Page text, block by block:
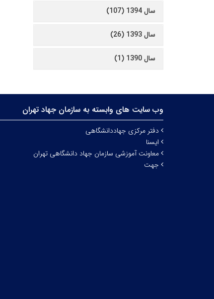
سال 1394 (107)
سال 1393 (26)
سال 1390 (1)
وب سایت های وابسته به سازمان جهاد تهران
دفتر مرکزی جهاددانشگاهی
ایسنا
معاونت آموزشی سازمان جهاد دانشگاهی تهران
جهت